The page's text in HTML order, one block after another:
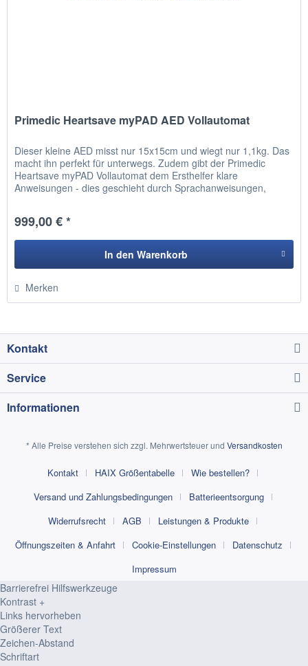
Primedic Heartsave myPAD AED Vollautomat
Dieser kleine AED misst nur 15x15cm und wiegt nur 1,1kg. Das
macht ihn perfekt für unterwegs. Zudem gibt der Primedic
Heartsave myPAD Vollautomat dem Ersthelfer klare
Anweisungen - dies geschieht durch Sprachanweisungen,
999,00 € *
In den Warenkorb
Merken
Kontakt
Service
Informationen
* Alle Preise verstehen sich zzgl. Mehrwertsteuer und Versandkosten
Kontakt HAIX Größentabelle
Wie bestellen?
Versand und Zahlungsbedingungen
Batterieentsorgung
Widerrufsrecht
AGB
Leistungen & Produkte
Öffnungszeiten & Anfahrt
Cookie-Einstellungen
Datenschutz
Impressum
Barrierefrei Hilfswerkzeuge
Kontrast +
Links hervorheben
Größerer Text
Zeichen-Abstand
Schriftart